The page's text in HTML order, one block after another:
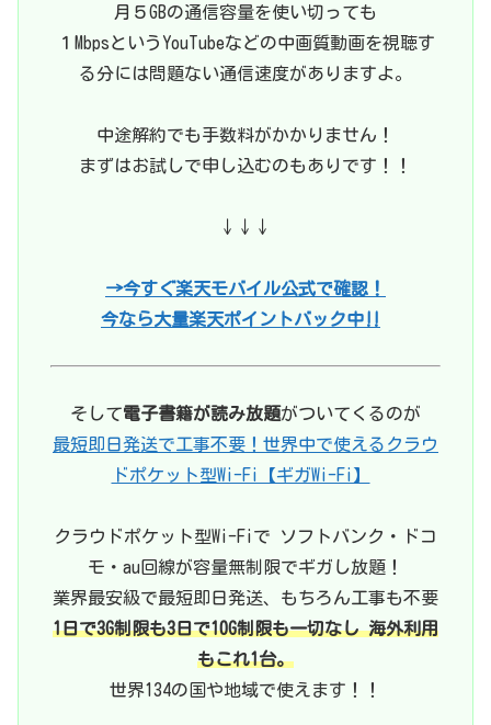
月５GBの通信容量を使い切っても
１MbpsというYouTubeなどの中画質動画を視聴す
る分には問題ない通信速度がありますよ。
中途解約でも手数料がかかりません！
まずはお試しで申し込むのもありです！！
↓↓↓
→今すぐ楽天モバイル公式で確認！
今なら大量楽天ポイントバック中‼
そして電子書籍が読み放題がついてくるのが
最短即日発送で工事不要！世界中で使えるクラウ
ドポケット型Wi-Fi【ギガWi-Fi】
クラウドポケット型Wi-Fiで ソフトバンク・ドコ
モ・au回線が容量無制限でギガし放題！
業界最安級で最短即日発送、もちろん工事も不要
1日で3G制限も3日で10G制限も一切なし 海外利用
もこれ1台。
世界134の国や地域で使えます！！